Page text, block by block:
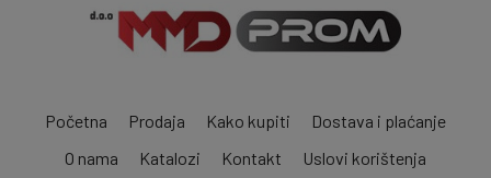
Početna Prodaja Kako kupiti
Dostava i plaćanje
O nama
Katalozi Kontakt
Uslovi korištenja